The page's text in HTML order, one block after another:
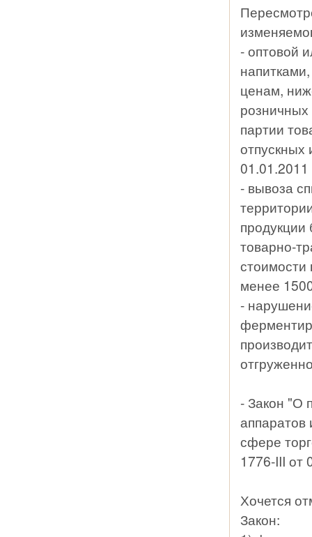
- оптовой
ценам,
розничных
партии
- вывоза
продукции
товарно-
стоимости
менее
-
- Закон "О
аппаратов
сфере
1776-III от
Хочется
Закон: